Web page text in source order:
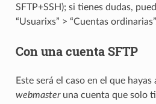
SFTP+SSH); si tienes dudas,
“Usuarixs” > “Cuentas
Con una cuenta SFTP
Este será el caso en el que
webmasteruna cuenta que solo